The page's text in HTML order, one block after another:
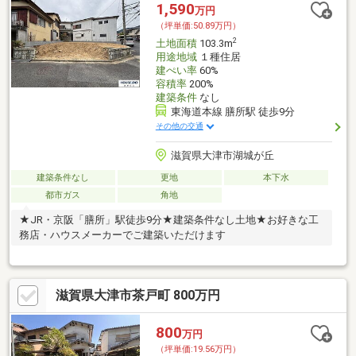
1,590万円
（坪単価:50.89万円）
土地面積103.3m2
用途地域１種住居
建ぺい率60%
容積率200%
建築条件なし
東海道本線 膳所駅 徒歩9分
その他の交通
滋賀県大津市湖城が丘
建築条件なし 更地
本下水
都市ガス
角地
★JR・京阪「膳所」駅徒歩9分★建築条件なし土地★お好きな工
務店・ハウスメーカーでご建築いただけます
滋賀県大津市茶戸町 800万円
800万円
（坪単価:19.56万円）